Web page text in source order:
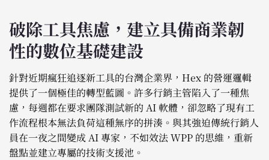
破除工具焦慮，建立具備商業韌
性的數位基礎建設
針對近期瘋狂追逐新工具的台灣企業界，Hex 的營運邏輯
提供了一個極佳的轉型藍圖。許多行銷主管陷入了一種焦
慮，每週都在要求團隊測試新的 AI 軟體，卻忽略了現有工
作流程根本無法負荷這種無序的拼湊。與其強迫傳統行銷人
員在一夜之間變成 AI 專家，不如效法 WPP 的思維，重新
盤點並建立專屬的技術支援池。